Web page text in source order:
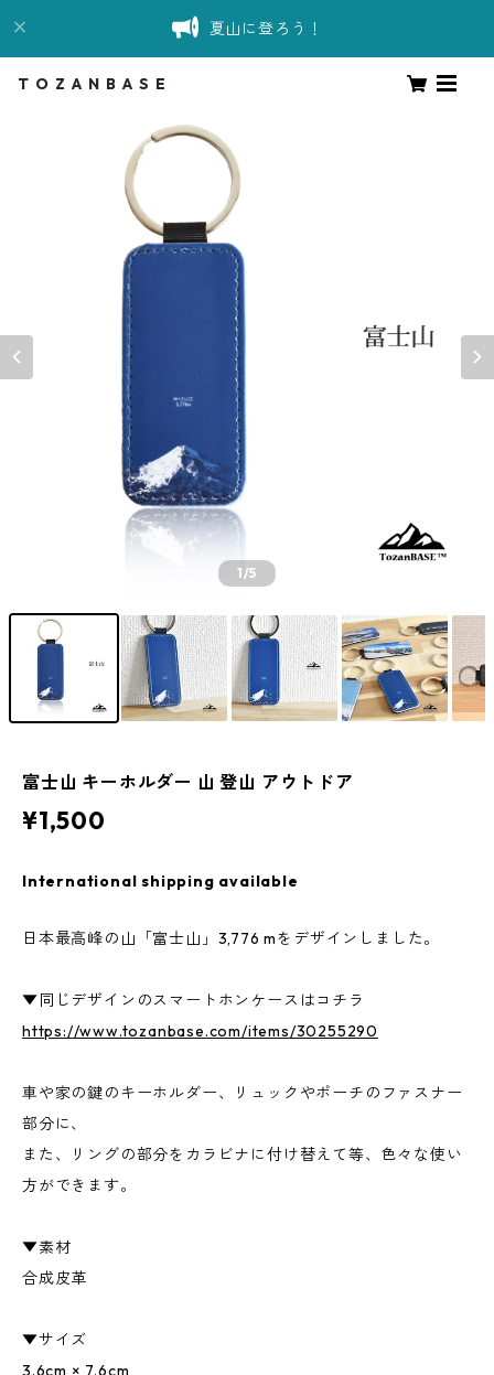
夏山に登ろう！
T O Z A N B A S E
1/5
富士山 キーホルダー 山 登山 アウトドア
¥1,500
International shipping available
日本最高峰の山「富士山」3,776 mをデザインしました。
▼同じデザインのスマートホンケースはコチラ
https://www.tozanbase.com/items/30255290
車や家の鍵のキーホルダー、リュックやポーチのファスナー
部分に、
また、リングの部分をカラビナに付け替えて等、色々な使い
方ができます。
▼素材
合成皮革
▼サイズ
3.6cm × 7.6cm